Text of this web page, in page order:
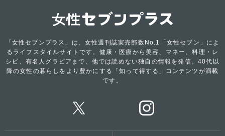
「女性セブンプラス」は、女性週刊誌実売部数No.1「女性セブン」によ
るライフスタイルサイトです。健康・医療から美容、マネー、料理・レ
シピ、有名人グラビアまで、他では読めない独自の情報を発信。40代以
降の女性の暮らしをより豊かにする「知って得する」コンテンツが満載
です。